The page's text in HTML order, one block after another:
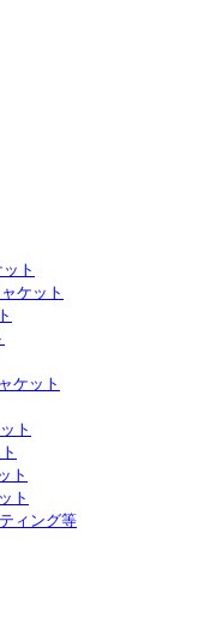
ト
ケット
ケット
ト
ト
ト
ィング等